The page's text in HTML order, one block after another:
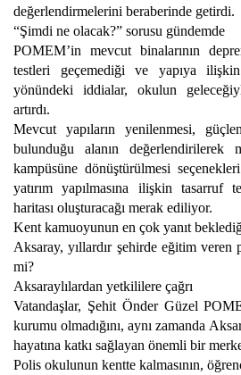
değerlendirmelerini beraberinde getirdi.
“Şimdi ne olacak?” sorusu gündemde
POMEM’in mevcut binalarının
testleri geçemediği ve yapıya
yönündeki iddialar, okulun
artırdı.
Mevcut yapıların yenilenmesi,
bulunduğu alanın
kampüsüne dönüştürülmesi
yatırım yapılmasına ilişkin tasarruf
haritası oluşturacağı merak ediliyor.
Kent kamuoyunun en çok yanıt
Aksaray, yıllardır şehirde eğitim
mi?
Aksaraylılardan yetkililere çağrı
Vatandaşlar, Şehit Önder Güzel
kurumu olmadığını, aynı zamanda
hayatına katkı sağlayan önemli bir
Polis okulunun kentte kalmasının,